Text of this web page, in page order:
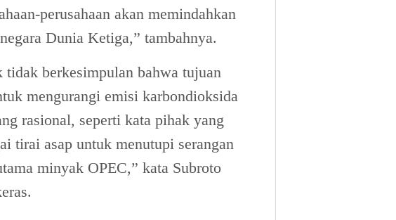
perusahaan akan memindahkan
Dunia Ketiga,” tambahnya.
tidak berkesimpulan bahwa tujuan
mengurangi emisi karbondioksida
rasional, seperti kata pihak yang
tirai asap untuk menutupi serangan
minyak OPEC,” kata Subroto